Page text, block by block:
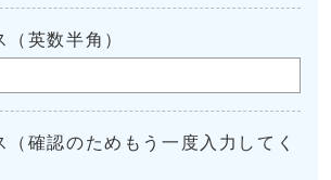
（英数半角）
（確認のためもう一度入力してく